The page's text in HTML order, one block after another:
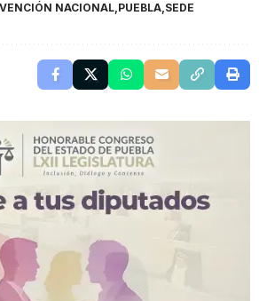
NACIONAL PUEBLA SEDE